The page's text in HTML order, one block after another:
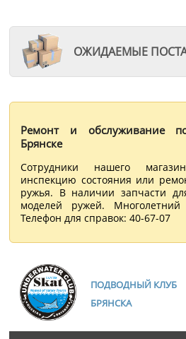
ОЖИДАЕМЫЕ
Ремонт и обслуживание
Брянске
Сотрудники нашего
инспекцию состояния или
ружья. В наличии запчасти
моделей ружей.
Телефон для справок: 40-67-07
ПОДВОДНЫЙ КЛУБ
БРЯНСКА